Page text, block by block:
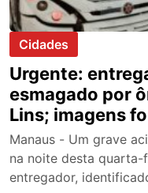
Cidades
Urgente:
esmagado por
Lins; imagens
Manaus - Um grave
na noite desta quarta-
entregador,